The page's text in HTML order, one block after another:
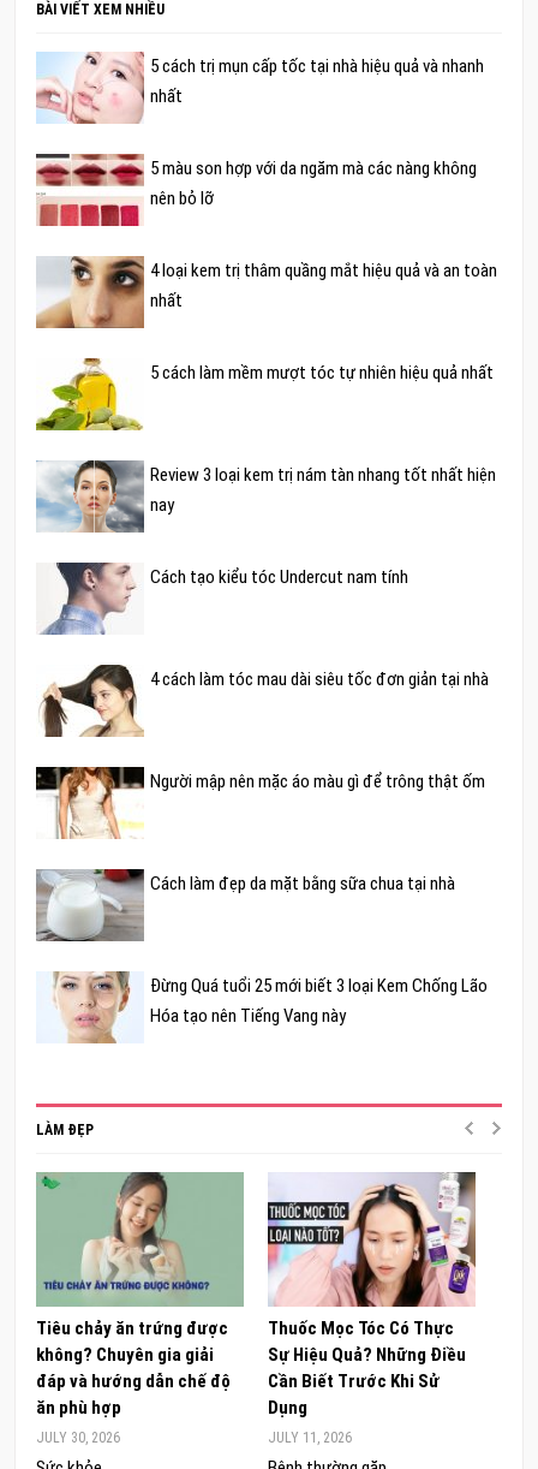
BÀI VIẾT XEM NHIỀU
5 cách trị mụn cấp tốc tại nhà hiệu quả và nhanh
nhất
5 màu son hợp với da ngăm mà các nàng không
nên bỏ lỡ
4 loại kem trị thâm quầng mắt hiệu quả và an toàn
nhất
5 cách làm mềm mượt tóc tự nhiên hiệu quả nhất
Review 3 loại kem trị nám tàn nhang tốt nhất hiện
nay
Cách tạo kiểu tóc Undercut nam tính
4 cách làm tóc mau dài siêu tốc đơn giản tại nhà
Người mập nên mặc áo màu gì để trông thật ốm
Cách làm đẹp da mặt bằng sữa chua tại nhà
Đừng Quá tuổi 25 mới biết 3 loại Kem Chống Lão
Hóa tạo nên Tiếng Vang này
LÀM ĐẸP
Tiêu chảy ăn trứng được
không? Chuyên gia giải
đáp và hướng dẫn chế độ
ăn phù hợp
JULY 30, 2026
Thuốc Mọc Tóc Có Thực
Sự Hiệu Quả? Những Điều
Cần Biết Trước Khi Sử
Dụng
JULY 11, 2026